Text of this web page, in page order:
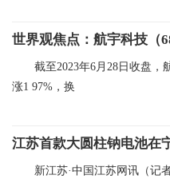
截至2023年6月28日收盘，
涨1 97%，换
江苏首款大圆柱钠电池在
新江苏·中国江苏网讯（记